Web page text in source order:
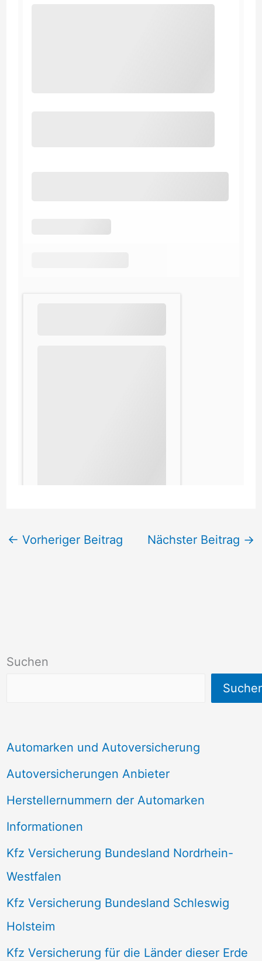
Suchen
Automarken und Autoversicherung
Autoversicherungen Anbieter
Herstellernummern der Automarken
Informationen
Kfz Versicherung Bundesland Nordrhein-
Westfalen
Kfz Versicherung Bundesland Schleswig
Holsteim
Kfz Versicherung für die Länder dieser Erde
← Vorheriger Beitrag Nächster Beitrag →